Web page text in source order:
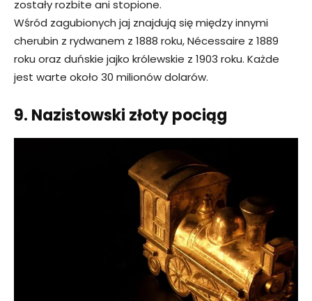
zostały rozbite ani stopione.
Wśród zagubionych jaj znajdują się między innymi
cherubin z rydwanem z 1888 roku, Nécessaire z 1889
roku oraz duńskie jajko królewskie z 1903 roku. Każde
jest warte około 30 milionów dolarów.
9. Nazistowski złoty pociąg